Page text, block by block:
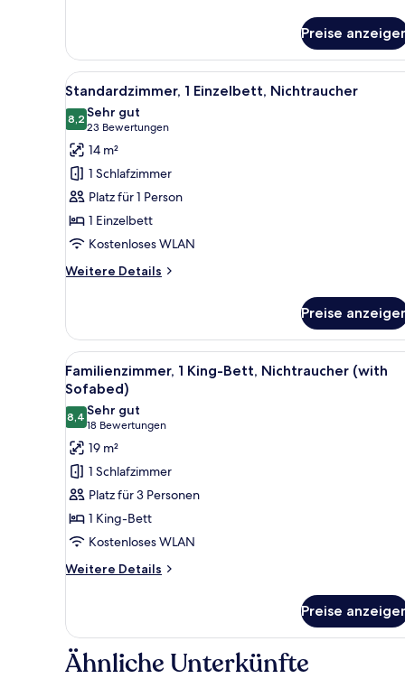
Mehrere
Betten,
Nichtraucher,
ohne
Fenster
Preise
Alle
Fotos
für
Standardzimmer,
1 Einzelbett,
Nichtraucher
anzeigen
Ein Schlafzimmer mit einem
4
Standardzimmer, 1 Einzelbett, Nichtraucher
8,28,2 von 10
Sehr gut
23 Bewertungen
(23
Bewertungen)
14 m²
1 Schlafzimmer
Platz für 1 Person
1 Einzelbett
Kostenloses WLAN
Weitere Details
Weitere
1 Einzelbett,
Nichtraucher
Preise
Alle
Fotos
für
Familienzimmer,
1 King-
Bett,
Nichtraucher
(with
Sofabed)
anzeigen
Ein modernes Schlafzimmer
4
Familienzimmer, 1 King-Bett, Nichtraucher (with
Sofabed)
8,48,4 von 10
Sehr gut
18 Bewertungen
(18
Bewertungen)
19 m²
1 Schlafzimmer
Platz für 3 Personen
1 King-Bett
Kostenloses WLAN
Weitere Details
Weitere
1 King-
Bett,
Nichtraucher
Preise
Ähnliche Unterkünfte